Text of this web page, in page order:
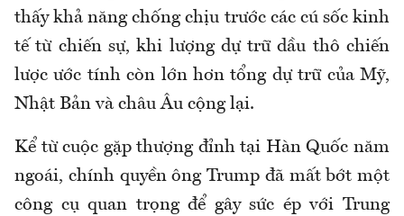
thấy khả năng chống chịu trước các cú sốc kinh
tế từ chiến sự, khi lượng dự trữ dầu thô chiến
lược ước tính còn lớn hơn tổng dự trữ của Mỹ,
Nhật Bản và châu Âu cộng lại.
Kể từ cuộc gặp thượng đỉnh tại Hàn Quốc năm
ngoái, chính quyền ông Trump đã mất bớt một
công cụ quan trọng để gây sức ép với Trung